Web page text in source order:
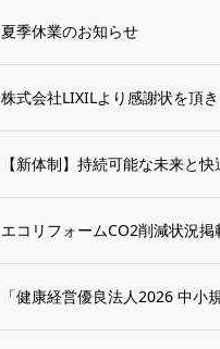
夏季休業のお知らせ
株式会社LIXILより感謝状を頂
【新体制】持続可能な未来と
エコリフォームCO2削減状況
「健康経営優良法人2026 中小